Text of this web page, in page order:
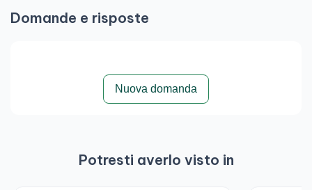
Domande e risposte
Nuova domanda
Potresti averlo visto in